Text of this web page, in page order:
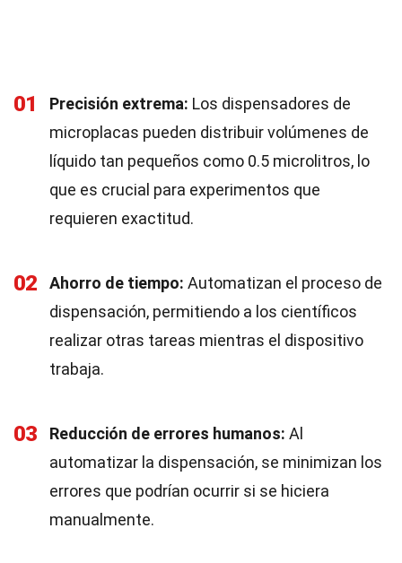
01 Precisión extrema: Los dispensadores de
microplacas pueden distribuir volúmenes de
líquido tan pequeños como 0.5 microlitros, lo
que es crucial para experimentos que
requieren exactitud.
02 Ahorro de tiempo: Automatizan el proceso de
dispensación, permitiendo a los científicos
realizar otras tareas mientras el dispositivo
trabaja.
03 Reducción de errores humanos: Al
automatizar la dispensación, se minimizan los
errores que podrían ocurrir si se hiciera
manualmente.